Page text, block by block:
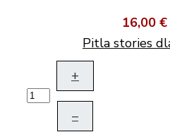
16,00 €
Pitla stories
+
–